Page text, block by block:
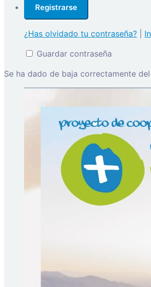
¿Has olvidado tu contraseña?
Guardar contraseña
Se ha dado de baja correctamente